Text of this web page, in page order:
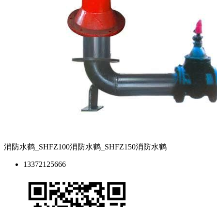
消防水鹤_SHFZ100消防水鹤_SHFZ150消防水鹤
13372125666